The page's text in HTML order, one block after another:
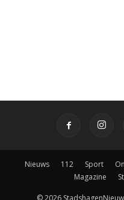
Nieuws 112 Sport
Magazine
© 2026